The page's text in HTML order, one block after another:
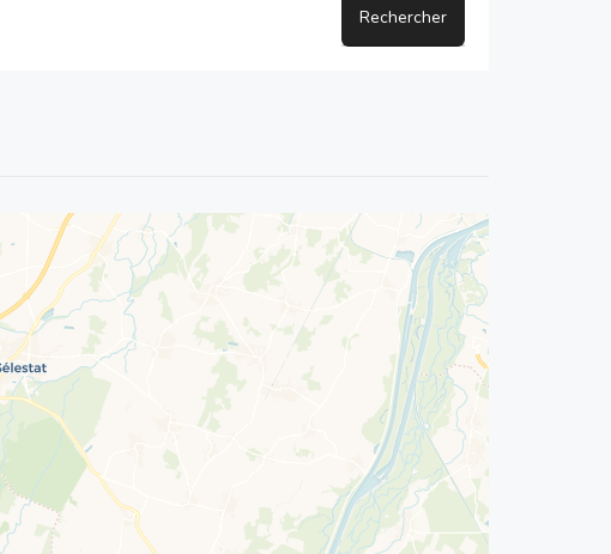
Rechercher